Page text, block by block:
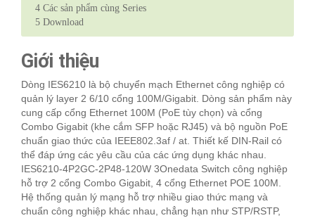
4 Các sản phẩm cùng Series
5 Download
Giới thiệu
Dòng IES6210 là bộ chuyển mạch Ethernet công nghiệp có
quản lý layer 2 6/10 cổng 100M/Gigabit. Dòng sản phẩm này
cung cấp cổng Ethernet 100M (PoE tùy chọn) và cổng
Combo Gigabit (khe cắm SFP hoặc RJ45) và bộ nguồn PoE
chuẩn giao thức của IEEE802.3af / at. Thiết kế DIN-Rail có
thể đáp ứng các yêu cầu của các ứng dụng khác nhau.
IES6210-4P2GC-2P48-120W 3Onedata Switch công nghiệp
hỗ trợ 2 cổng Combo Gigabit, 4 cổng Ethernet POE 100M.
Hệ thống quản lý mạng hỗ trợ nhiều giao thức mạng và
chuẩn công nghiệp khác nhau, chẳng hạn như STP/RSTP,